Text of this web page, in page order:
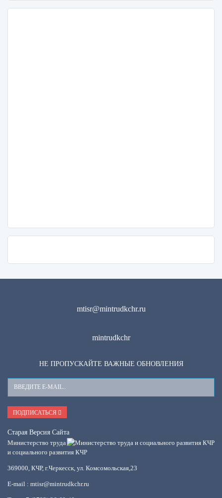
mtisr@mintrudkchr.ru
mintrudkchr
НЕ ПРОПУСКАЙТЕ ВАЖНЫЕ ОБНОВЛЕНИЯ
Ваш
E-
Mail
ПОДПИСАТЬСЯ
Старая Версия Сайта
Министерство труда
и социального развития КЧР
369000, КЧР, г.Черкесск, ул. Комсомольская,23
E-mail : mtisr@mintrudkchr.ru